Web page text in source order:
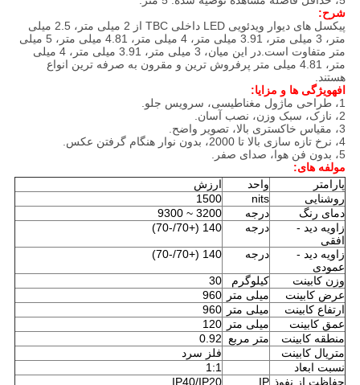
شرح:
پیکسل های دیوار ویدئویی LED داخلی TBC از 2 میلی متر، 2.5 میلی
متر، 3 میلی متر، 3.91 میلی متر، 4 میلی متر، 4.81 میلی متر، 5 میلی
متر متفاوت است.در این میان، 3 میلی متر، 3.91 میلی متر، 4 میلی
متر، 4.81 میلی متر پرفروش ترین و مقرون به صرفه ترین انواع
هستند.
افهویژگی ها و مزایا:
1، طراحی ماژول مغناطیسی، سرویس جلو.
2، نازک، سبک وزن، نصب آسان.
3، مقیاس خاکستری بالا، تصویر واضح.
4، نرخ تازه سازی بالا تا 2000، بدون نوار هنگام گرفتن عکس.
5، بدون فن هوا، صدای صفر.
مولفه های:
پارامتر
واحد
ارزش
روشنایی
nits
1500
دمای رنگ
درجه
3200 ~ 9300
زاویه دید -
افقی
درجه 140 (+70/-70)
زاویه دید -
عمودی
درجه 140 (+70/-70)
وزن کابینت کیلوگرم
30
عرض کابینت
میلی متر
960
ارتفاع کابینت
میلی متر
960
عمق کابینت
میلی متر
120
منطقه کابینت
متر مربع 0.92
متریال کابینت
فلز سرد
نسبت ابعاد
1:1
حفاظت از نفوذ IP
IP40/IP20